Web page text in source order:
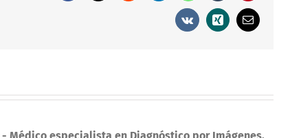
Vk Xing
Correo
electrónico